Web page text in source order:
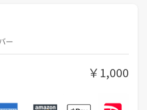
ー
￥1,000